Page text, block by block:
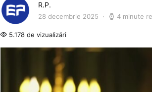
R.P.
28 decembrie 2025 4 minute
5.178 de vizualizări